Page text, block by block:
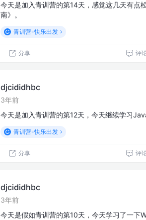
今天是加入青训营的第14天，感觉这几天有点
南》。
青训营-快乐出发
分享 评
djcididhbc
3年前
今天是加入青训营的第12天，今天继续学习
青训营-快乐出发
分享 评
djcididhbc
3年前
今天是假如青训营的第10天，今天学习了一下